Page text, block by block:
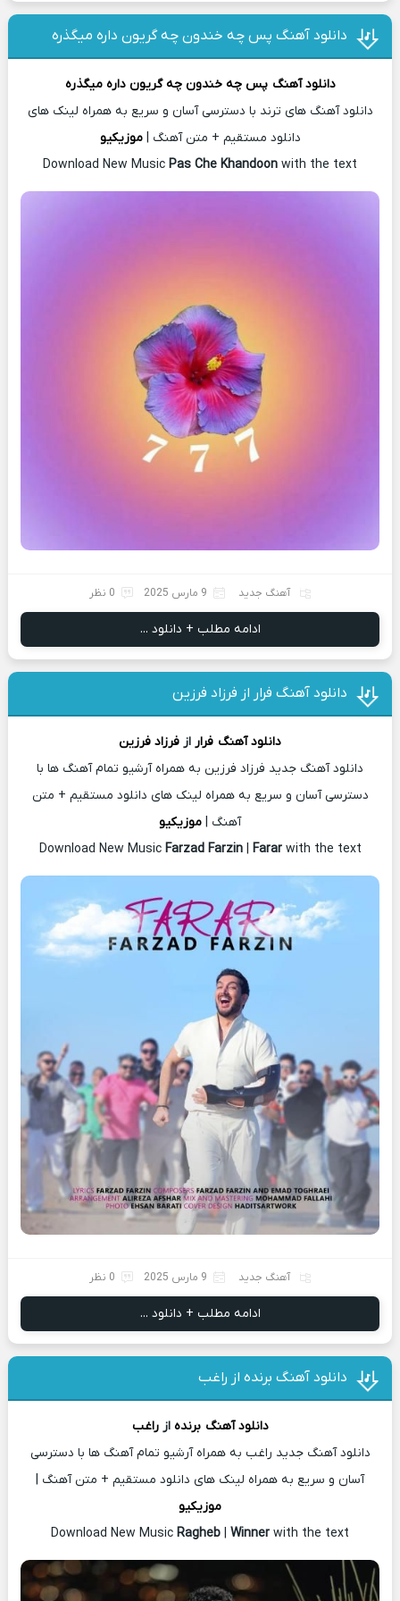
دانلود آهنگ پس چه خندون چه گریون داره میگذره
دانلود آهنگ پس چه خندون چه گریون داره میگذره
دانلود آهنگ های ترند با دسترسی آسان و سریع به همراه لینک های
دانلود مستقیم + متن آهنگ | موزیکیو
Download New Music Pas Che Khandoon with the text
آهنگ جدید 9 مارس 2025 0 نظر
ادامه مطلب + دانلود ...
دانلود آهنگ فرار از فرزاد فرزین
دانلود آهنگ فرار از فرزاد فرزین
دانلود آهنگ جدید فرزاد فرزین به همراه آرشیو تمام آهنگ ها با
دسترسی آسان و سریع به همراه لینک های دانلود مستقیم + متن
آهنگ | موزیکیو
Download New Music Farzad Farzin| Farar with the text
آهنگ جدید 9 مارس 2025 0 نظر
ادامه مطلب + دانلود ...
دانلود آهنگ برنده از راغب
دانلود آهنگ برنده ازراغب
دانلود آهنگ جدید راغب به همراه آرشیو تمام آهنگ ها با دسترسی
آسان و سریع به همراه لینک های دانلود مستقیم + متن آهنگ |
موزیکیو
Download New Music Ragheb | Winner with the text